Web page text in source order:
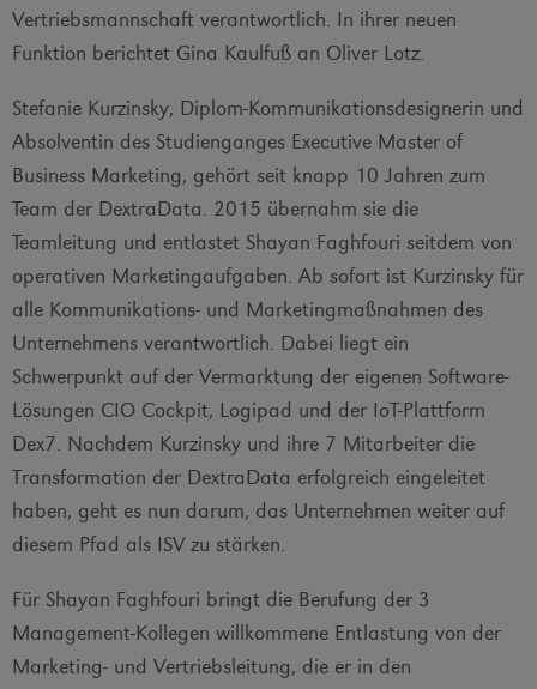
Vertriebsmannschaft verantwortlich. In ihrer neuen
Funktion berichtet Gina Kaulfuß an Oliver Lotz.
Stefanie Kurzinsky, Diplom-Kommunikationsdesignerin und
Absolventin des Studienganges Executive Master of
Business Marketing, gehört seit knapp 10 Jahren zum
Team der DextraData. 2015 übernahm sie die
Teamleitung und entlastet Shayan Faghfouri seitdem von
operativen Marketingaufgaben. Ab sofort ist Kurzinsky für
alle Kommunikations- und Marketingmaßnahmen des
Unternehmens verantwortlich. Dabei liegt ein
Schwerpunkt auf der Vermarktung der eigenen Software-
Lösungen CIO Cockpit, Logipad und der IoT-Plattform
Dex7. Nachdem Kurzinsky und ihre 7 Mitarbeiter die
Transformation der DextraData erfolgreich eingeleitet
haben, geht es nun darum, das Unternehmen weiter auf
diesem Pfad als ISV zu stärken.
Für Shayan Faghfouri bringt die Berufung der 3
Management-Kollegen willkommene Entlastung von der
Marketing- und Vertriebsleitung, die er in den